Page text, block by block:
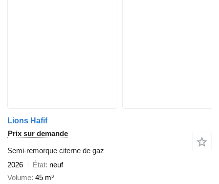
Lions Hafif
Prix sur demande
Semi-remorque citerne de gaz
2026
État neuf
Volume 45 m³